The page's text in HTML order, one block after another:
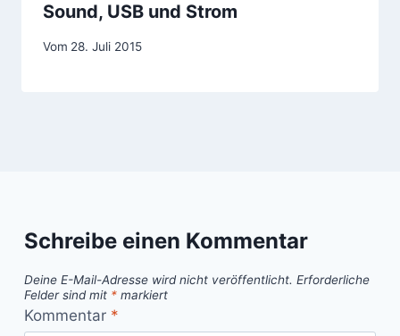
Sound, USB und Strom
Vom 28. Juli 2015
Schreibe einen Kommentar
Deine E-Mail-Adresse wird nicht veröffentlicht. Erforderliche
Felder sind mit * markiert
Kommentar *